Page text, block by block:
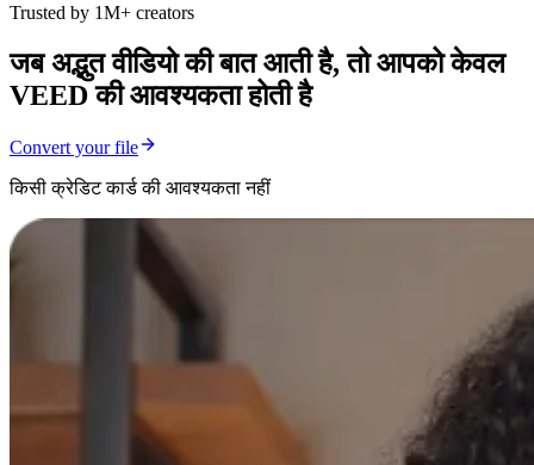
Trusted by 1M+ creators
जब अद्भुत वीडियो की बात आती है, तो आपको केवल
VEED की आवश्यकता होती है
Convert your file
किसी क्रेडिट कार्ड की आवश्यकता नहीं